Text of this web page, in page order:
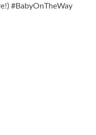
#BabyOnTheWay